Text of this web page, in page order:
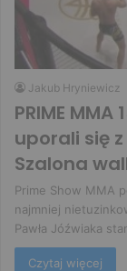
Jakub Hryniewicz
PRIME
uporali się
Szalona
Prime Show MMA
najmniej
Pawła Jóźwiaka
Czytaj więcej